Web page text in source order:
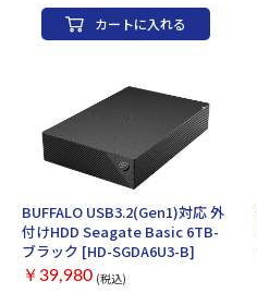
(10/100/1000Mbps) 無線LAN：Wi-Fi 6対
応 (IEEE802.11ax/ac/a/b/g/n準拠)
Bluetooth：5.3 対応 WEBカメラ：〇（有
USB3.2 Gen2 Type-Cx1 映像出力端子：
HDMI(外部出力)x1 本体サイズ：
360x19.9x243 mm 質量：約1.7 kg OS：
Windows 11 Home 64bit Office：
Microsoft Office Home and Business 2024
カートに入れる
BUFFALO USB3.2(Gen1)対応 外
付けHDD Seagate Basic 6TB-
ブラック [HD-SGDA6U3-B]
￥39,980 (税込)